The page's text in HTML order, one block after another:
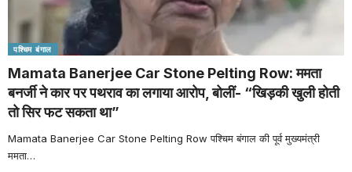
पश्चिम बंगाल
Mamata Banerjee Car Stone Pelting Row: ममता
बनर्जी ने कार पर पथराव का लगाया आरोप, बोलीं- “खिड़की खुली होती
तो सिर फट सकता था”
Mamata Banerjee Car Stone Pelting Row पश्चिम बंगाल की पूर्व मुख्यमंत्री
ममता…